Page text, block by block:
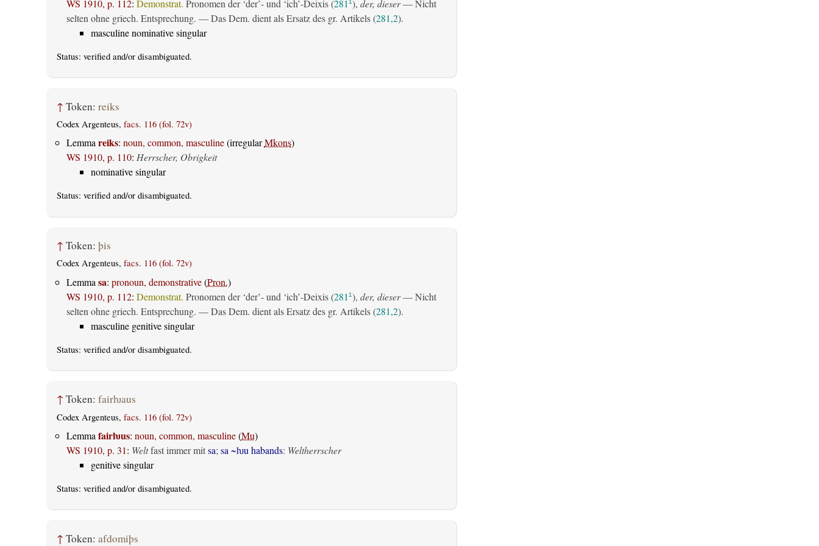
WS 1910, p. 112: Demonstrat. Pronomen der ‘der’- und ‘ich’-Deixis (281 1), der, dieser— Nicht
selten ohne griech. Entsprechung. — Das Dem. dient als Ersatz des gr. Artikels (281,2).
masculine nominative singular
Status: verifiedand/or disambiguated.
↑ Token: reiks
Codex Argenteus, facs. 116 (fol. 72v)
Lemmareiks: noun, common, masculine(irregularMkons)
WS 1910, p. 110: Herrscher, Obrigkeit
nominative singular
Status: verifiedand/or disambiguated.
↑ Token: þis
Codex Argenteus, facs. 116 (fol. 72v)
Lemma sa: pronoun, demonstrative(Pron.)
WS 1910, p. 112: Demonstrat. Pronomen der ‘der’- und ‘ich’-Deixis (281 1), der, dieser— Nicht
selten ohne griech. Entsprechung. — Das Dem. dient als Ersatz des gr. Artikels (281,2).
masculine genitive singular
Status: verifiedand/or disambiguated.
↑ Token: fairƕaus
Codex Argenteus, facs. 116 (fol. 72v)
Lemma fairƕus: noun, common, masculine(Mu)
WS 1910, p. 31: Weltfast immer mitsa; sa ~ƕu habands: Weltherrscher
genitive singular
Status: verifiedand/or disambiguated.
↑ Token: afdomiþs